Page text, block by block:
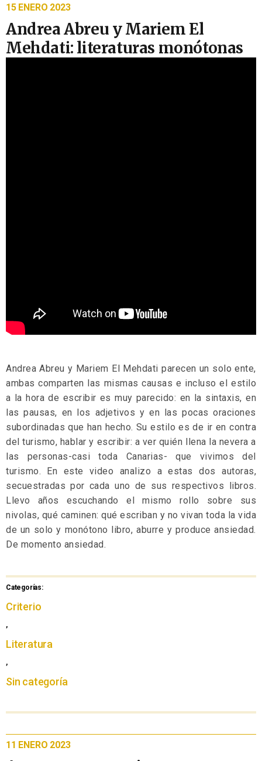
15 ENERO 2023
Andrea Abreu y Mariem El
Mehdati: literaturas monótonas
Andrea Abreu y Mariem El Mehdati parecen un solo ente,
ambas comparten las mismas causas e incluso el estilo
a la hora de escribir es muy parecido: en la sintaxis, en
las pausas, en los adjetivos y en las pocas oraciones
subordinadas que han hecho. Su estilo es de ir en contra
del turismo, hablar y escribir: a ver quién llena la nevera a
las personas-casi toda Canarias- que vivimos del
turismo. En este video analizo a estas dos autoras,
secuestradas por cada uno de sus respectivos libros.
Llevo años escuchando el mismo rollo sobre sus
nivolas, qué caminen: qué escriban y no vivan toda la vida
de un solo y monótono libro, aburre y produce ansiedad.
De momento ansiedad.
Categorías:
Criterio
,
Literatura
,
Sin categoría
11 ENERO 2023